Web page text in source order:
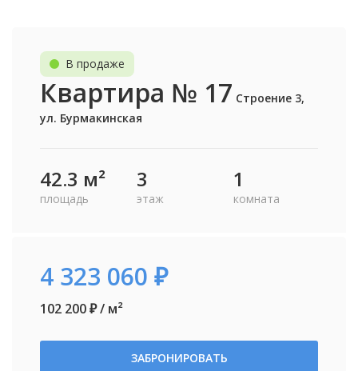
В продаже
Квартира № 17 Строение 3,
ул. Бурмакинская
42.3 м²
площадь
3
этаж
1
комната
4 323 060 ₽
102 200 ₽ / м²
ЗАБРОНИРОВАТЬ